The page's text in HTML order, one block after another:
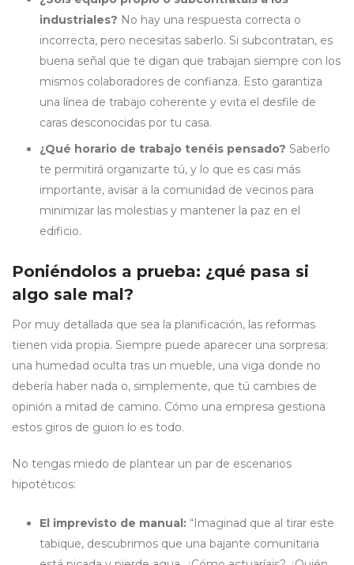
industriales? No hay una respuesta correcta o
incorrecta, pero necesitas saberlo. Si subcontratan, es
buena señal que te digan que trabajan siempre con los
mismos colaboradores de confianza. Esto garantiza
una línea de trabajo coherente y evita el desfile de
caras desconocidas por tu casa.
¿Qué horario de trabajo tenéis pensado? Saberlo
te permitirá organizarte tú, y lo que es casi más
importante, avisar a la comunidad de vecinos para
minimizar las molestias y mantener la paz en el
edificio.
Poniéndolos a prueba: ¿qué pasa si
algo sale mal?
Por muy detallada que sea la planificación, las reformas
tienen vida propia. Siempre puede aparecer una sorpresa:
una humedad oculta tras un mueble, una viga donde no
debería haber nada o, simplemente, que tú cambies de
opinión a mitad de camino. Cómo una empresa gestiona
estos giros de guion lo es todo.
No tengas miedo de plantear un par de escenarios
hipotéticos:
El imprevisto de manual: “Imaginad que al tirar este
tabique, descubrimos que una bajante comunitaria